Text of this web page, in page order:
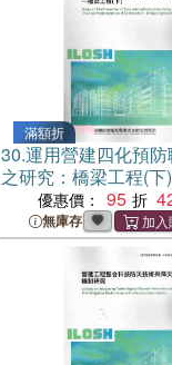
滿額折
30.運用營建四化預
之研究：橋梁工程(下)
優惠價： 95
無庫存